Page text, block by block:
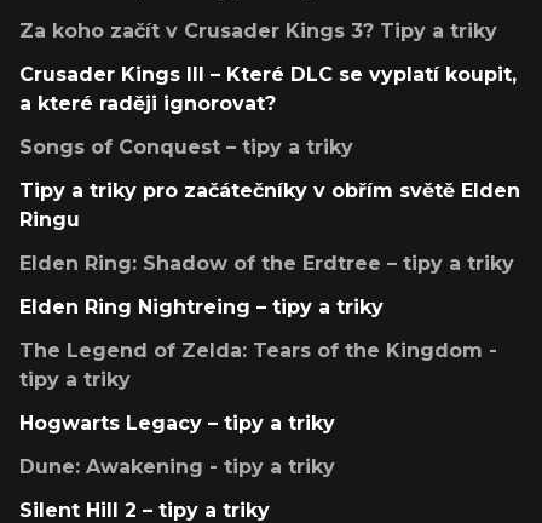
Za koho začít v Crusader Kings 3? Tipy a triky
Crusader Kings III – Které DLC se vyplatí koupit,
a které raději ignorovat?
Songs of Conquest – tipy a triky
Tipy a triky pro začátečníky v obřím světě Elden
Ringu
Elden Ring: Shadow of the Erdtree – tipy a triky
Elden Ring Nightreing – tipy a triky
The Legend of Zelda: Tears of the Kingdom -
tipy a triky
Hogwarts Legacy – tipy a triky
Dune: Awakening - tipy a triky
Silent Hill 2 – tipy a triky